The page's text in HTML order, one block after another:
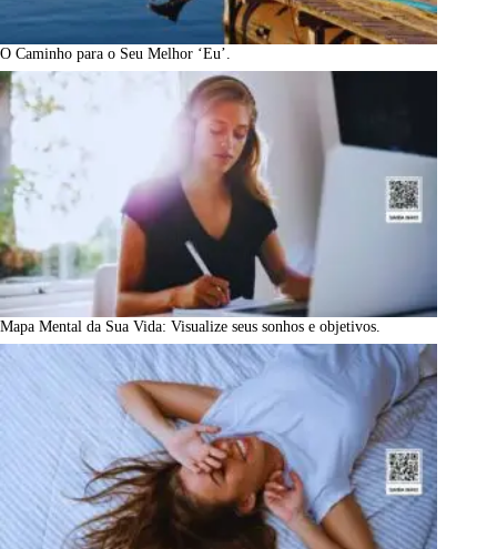
O Caminho para o Seu Melhor ‘Eu’.
Mapa Mental da Sua Vida: Visualize seus sonhos e objetivos.